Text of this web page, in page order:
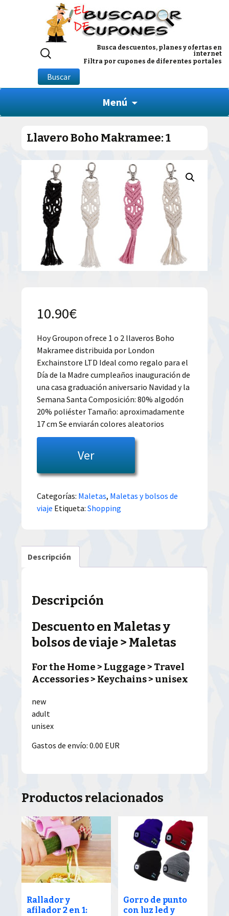
Busca descuentos, planes y ofertas en
internet
Filtra por cupones de diferentes portales
Buscar
por:
Buscar
Menú
Llavero Boho Makramee: 1
10.90€
Hoy Groupon ofrece 1 o 2 llaveros Boho
Makramee distribuida por London
Exchainstore LTD Ideal como regalo para el
Día de la Madre cumpleaños inauguración de
una casa graduación aniversario Navidad y la
Semana Santa Composición: 80% algodón
20% poliéster Tamaño: aproximadamente
17 cm Se enviarán colores aleatorios
Ver
Categorías: Maletas, Maletas y bolsos de
viaje Etiqueta:Shopping
Descripción
Descripción
Descuento en Maletas y
bolsos de viaje > Maletas
For the Home > Luggage > Travel
Accessories > Keychains > unisex
new
adult
unisex
Gastos de envío: 0.00 EUR
Productos relacionados
Rallador y
afilador 2 en 1:
Gorro de punto
con luz led y